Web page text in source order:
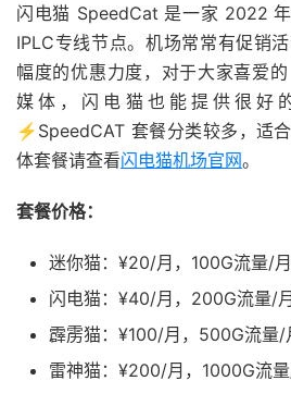
闪电猫 SpeedCat 是一家 2022 年
IPLC专线节点。机场常常有促销
幅度的优惠力度，对于大家喜爱
媒体，闪电猫也能提供很好
⚡️SpeedCAT 套餐分类较多，适
体套餐请查看闪电猫机场官网。
套餐价格：
迷你猫：¥20/月，100G流量/月
闪电猫：¥40/月，200G流量/
霹雳猫：¥100/月，500G流量/
雷神猫：¥200/月，1000G流